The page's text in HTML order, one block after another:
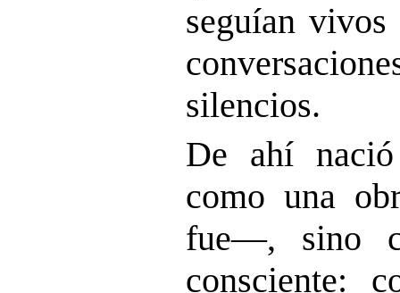
seguían
silencios.
De ahí
como una
fue—, sino
consciente: